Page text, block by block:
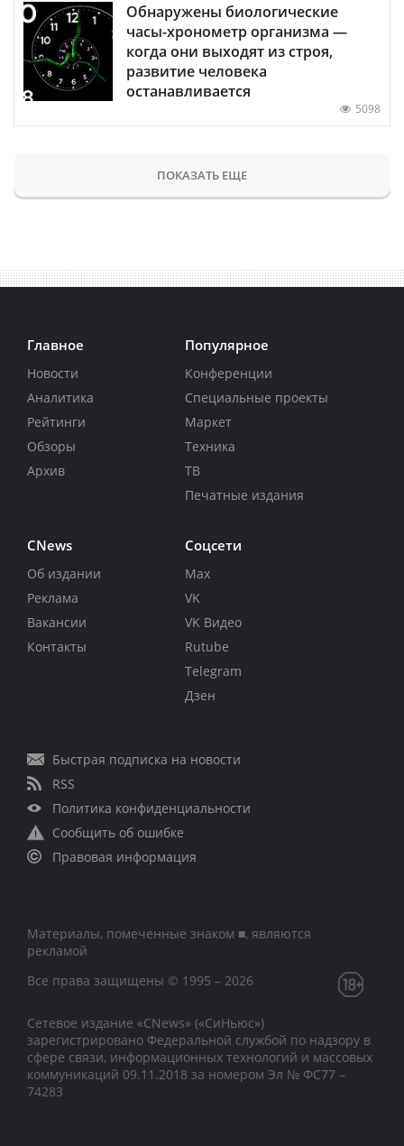
Обнаружены биологические
часы-хронометр организма —
когда они выходят из строя,
развитие человека
останавливается
5098
ПОКАЗАТЬ ЕЩЕ
Главное
Новости
Аналитика
Рейтинги
Обзоры
Архив
Популярное
Конференции
Специальные проекты
Маркет
Техника
ТВ
Печатные издания
CNews
Об издании
Реклама
Вакансии
Контакты
Соцсети
Max
VK
VK Видео
Rutube
Telegram
Дзен
Быстрая подписка на новости
RSS
Политика конфиденциальности
Сообщить об ошибке
Правовая информация
Материалы, помеченные знаком ■, являются
рекламой
Все права защищены © 1995 – 2026
Сетевое издание «CNews» («СиНьюс»)
зарегистрировано Федеральной службой по надзору в
сфере связи, информационных технологий и массовых
коммуникаций 09.11.2018 за номером Эл № ФС77 –
74283